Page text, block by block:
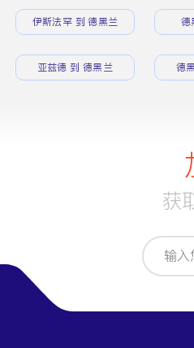
伊斯法罕 到 德黑兰 德
亚兹德 到 德黑兰 德
获